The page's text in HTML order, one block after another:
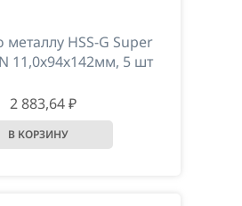
металлу НSS-G Super
11,0х94х142мм, 5 шт
2 883,64 ₽